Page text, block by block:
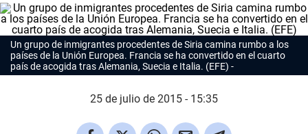
Un grupo de inmigrantes procedentes de Siria camina rumbo a los
países de la Unión Europea. Francia se ha convertido en el cuarto
país de acogida tras Alemania, Suecia e Italia. (EFE)
25 de julio de 2015 - 15:35